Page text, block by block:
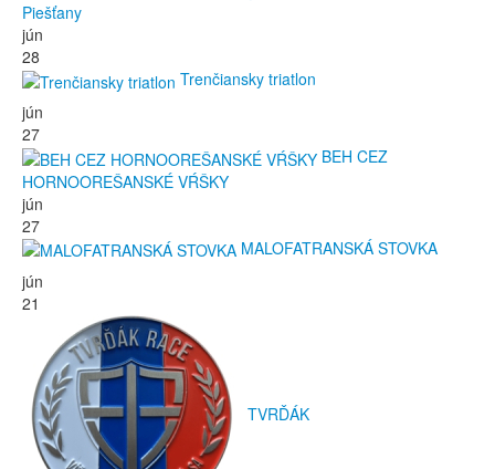
Piešťany
jún
28
Trenčiansky triatlon
jún
27
BEH CEZ
HORNOOREŠANSKÉ VŔŠKY
jún
27
MALOFATRANSKÁ STOVKA
jún
21
TVRĎÁK